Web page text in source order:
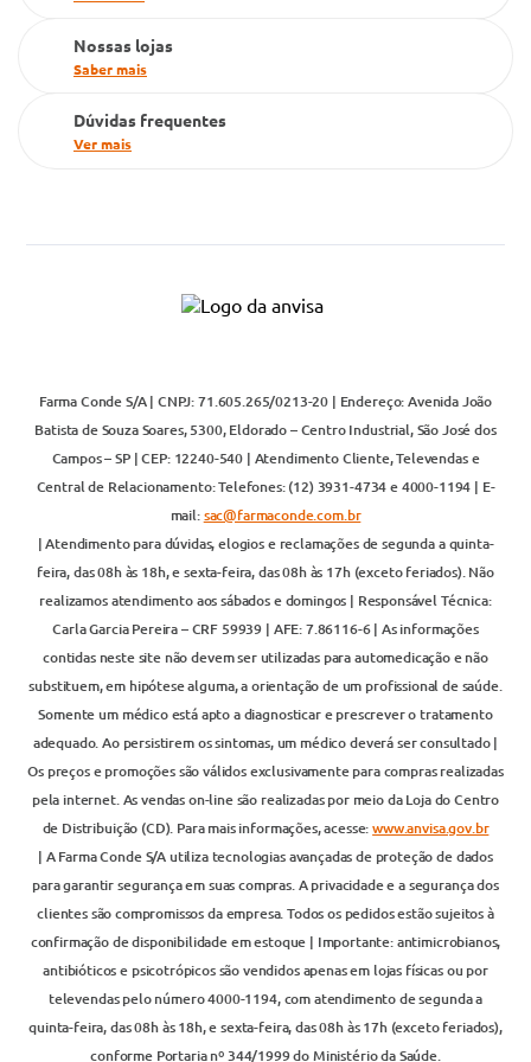
Televendas
Nossas lojas
Saber mais
Dúvidas frequentes
Ver mais
Farma Conde S/A | CNPJ: 71.605.265/0213-20 | Endereço: Avenida João
Batista de Souza Soares, 5300, Eldorado – Centro Industrial, São José dos
Campos – SP | CEP: 12240-540 | Atendimento Cliente, Televendas e
Central de Relacionamento: Telefones: (12) 3931-4734 e 4000-1194 | E-
mail:sac@farmaconde.com.br
| Atendimento para dúvidas, elogios e reclamações de segunda a quinta-
feira, das 08h às 18h, e sexta-feira, das 08h às 17h (exceto feriados). Não
realizamos atendimento aos sábados e domingos | Responsável Técnica:
Carla Garcia Pereira – CRF 59939 | AFE: 7.86116-6 | As informações
contidas neste site não devem ser utilizadas para automedicação e não
substituem, em hipótese alguma, a orientação de um profissional de saúde.
Somente um médico está apto a diagnosticar e prescrever o tratamento
adequado. Ao persistirem os sintomas, um médico deverá ser consultado |
Os preços e promoções são válidos exclusivamente para compras realizadas
pela internet. As vendas on-line são realizadas por meio da Loja do Centro
de Distribuição (CD). Para mais informações, acesse:www.anvisa.gov.br
| A Farma Conde S/A utiliza tecnologias avançadas de proteção de dados
para garantir segurança em suas compras. A privacidade e a segurança dos
clientes são compromissos da empresa. Todos os pedidos estão sujeitos à
confirmação de disponibilidade em estoque | Importante: antimicrobianos,
antibióticos e psicotrópicos são vendidos apenas em lojas físicas ou por
televendas pelo número 4000-1194, com atendimento de segunda a
quinta-feira, das 08h às 18h, e sexta-feira, das 08h às 17h (exceto feriados),
conforme Portaria nº 344/1999 do Ministério da Saúde.